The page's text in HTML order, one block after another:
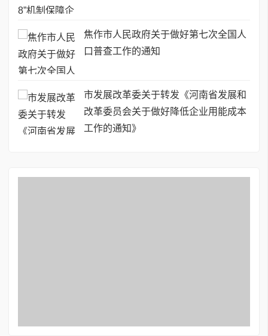
焦作市人民政府关于做好第七次全国人
口普查工作的通知
市发展改革委关于转发《河南省发展和
改革委员会关于做好降低企业用能成本
工作的通知》